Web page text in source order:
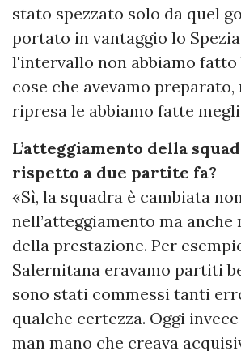
stato spezzato solo da quel
portato in vantaggio lo
l'intervallo non abbiamo fatto
cose che avevamo
ripresa le abbiamo fatte
L’atteggiamento della
rispetto a due partite fa?
«Sì, la squadra è cambiata
nell’atteggiamento ma anche
della prestazione. Per
Salernitana eravamo partiti
sono stati commessi tanti
qualche certezza. Oggi
man mano che creava